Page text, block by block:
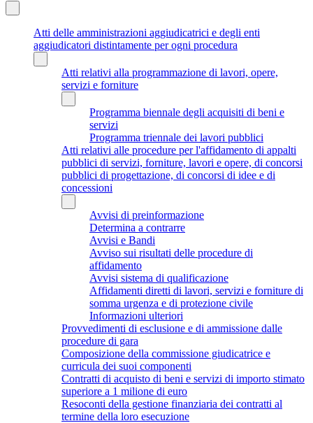
Atti delle amministrazioni aggiudicatrici e degli enti
aggiudicatori distintamente per ogni procedura
Atti relativi alla programmazione di lavori, opere,
servizi e forniture
Programma biennale degli acquisiti di beni e
servizi
Programma triennale dei lavori pubblici
Atti relativi alle procedure per l'affidamento di appalti
pubblici di servizi, forniture, lavori e opere, di concorsi
pubblici di progettazione, di concorsi di idee e di
concessioni
Avvisi di preinformazione
Determina a contrarre
Avvisi e Bandi
Avviso sui risultati delle procedure di
affidamento
Avvisi sistema di qualificazione
Affidamenti diretti di lavori, servizi e forniture di
somma urgenza e di protezione civile
Informazioni ulteriori
Provvedimenti di esclusione e di ammissione dalle
procedure di gara
Composizione della commissione giudicatrice e
curricula dei suoi componenti
Contratti di acquisto di beni e servizi di importo stimato
superiore a 1 milione di euro
Resoconti della gestione finanziaria dei contratti al
termine della loro esecuzione